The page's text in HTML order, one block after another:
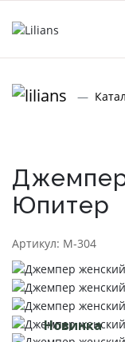
Новинки
Мужской
Детcкий
Юпитер
Артикул: М-304
Новинка